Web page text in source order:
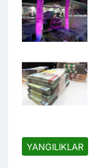
YANGILIKLAR